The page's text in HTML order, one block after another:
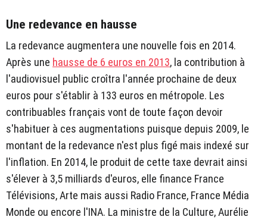
Une redevance en hausse
La redevance augmentera une nouvelle fois en 2014.
Après une hausse de 6 euros en 2013, la contribution à
l'audiovisuel public croîtra l'année prochaine de deux
euros pour s'établir à 133 euros en métropole. Les
contribuables français vont de toute façon devoir
s'habituer à ces augmentations puisque depuis 2009, le
montant de la redevance n'est plus figé mais indexé sur
l'inflation. En 2014, le produit de cette taxe devrait ainsi
s'élever à 3,5 milliards d'euros, elle finance France
Télévisions, Arte mais aussi Radio France, France Média
Monde ou encore l'INA. La ministre de la Culture, Aurélie